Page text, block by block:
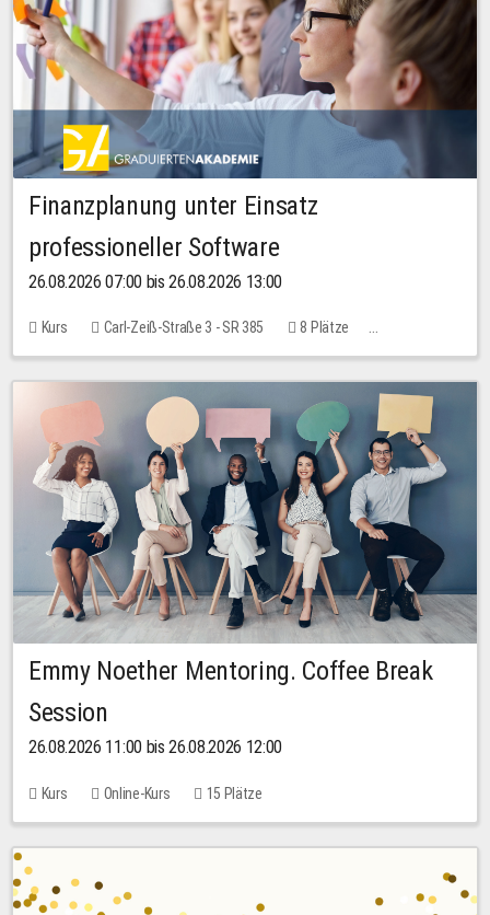
Finanzplanung unter Einsatz
professioneller Software
26.08.2026 07:00 bis 26.08.2026 13:00
Kurs Carl-Zeiß-Straße 3 - SR 385
8 Plätze
20,00 EUR
Emmy Noether Mentoring. Coffee Break
Session
26.08.2026 11:00 bis 26.08.2026 12:00
Kurs Online-Kurs 15 Plätze